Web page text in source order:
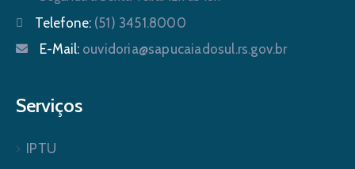
Telefone: (51) 3451.8000
E-Mail: ouvidoria@sapucaiadosul.rs.gov.br
Serviços
IPTU